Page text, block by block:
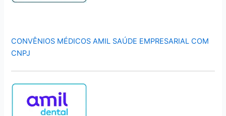
CONVÊNIOS MÉDICOS AMIL SAÚDE EMPRESARIAL COM
CNPJ